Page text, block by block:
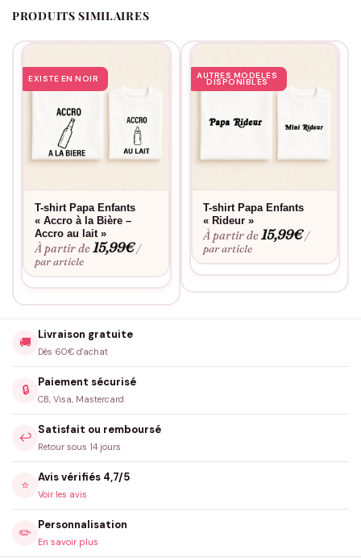
PRODUITS SIMILAIRES
EXISTE EN NOIR
T-shirt Papa Enfants
« Accro à la Bière –
Accro au lait »
À partir de15,99€ /
par article
AUTRES MODELES
DISPONIBLES
T-shirt Papa Enfants
« Rideur »
À partir de15,99€ /
par article
🚚
Livraison gratuite
Dès 60€ d'achat
🔒
Paiement sécurisé
CB, Visa, Mastercard
↩️
Satisfait ou remboursé
Retour sous 14 jours
⭐
Avis vérifiés 4,7/5
Voir les avis
✏️
Personnalisation
En savoir plus